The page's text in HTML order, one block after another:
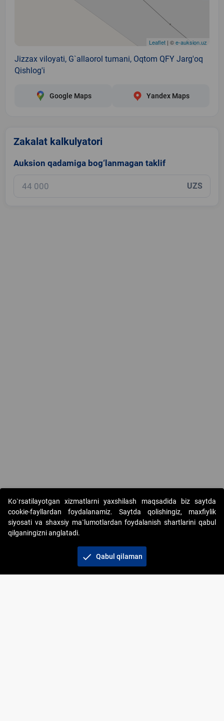
Leaflet | ©e-auksion.uz
Jizzax viloyati, G`allaorol tumani, Oqtom QFY Jarg'oq
Qishlog'i
Google Maps Yandex Maps
Zakalat kalkulyatori
Auksion qadamiga bog‘lanmagan taklif
UZS
Copyright © 2017-2026. "Elektron onlayn-auksionlarni
tashkil etish" AJ. Barcha huquqlar himoyalangan
Ko`rsatilayotgan xizmatlarni yaxshilash maqsadida biz saytda
cookie-fayllardan foydalanamiz. Saytda qolishingiz, maxfiylik
siyosati va shaxsiy ma`lumotlardan foydalanish shartlarini qabul
qilganingizni anglatadi.
check Qabul qilaman